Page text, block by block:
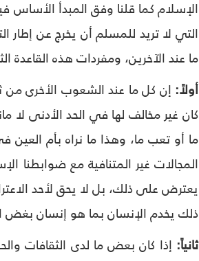
الإسلام كما قلنا وفق المبدأ
التي لا تريد للمسلم أن يخرج عن إطار
ما عند الآخرين، ومفردات هذه القاعدة
أولاً: إن كل ما عند الشعوب الأخرى من
كان غير مخالف لها في الحد الأدنى لا
ما أو تعب ما، وهذا ما نراه بأم العين
المجالات غير المتنافية مع ضوابطنا
يعترض على ذلك، بل لا يحق لأحد
ذلك يخدم الإنسان بما هو إنسان بغض
ثانياً: إذا كان بعض ما لدى الثقافات